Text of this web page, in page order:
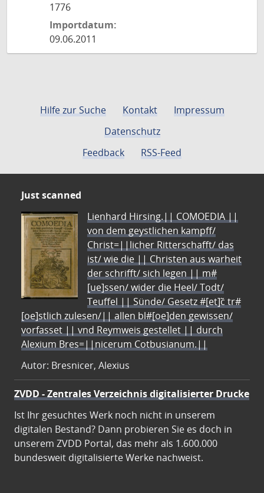
1776
Importdatum:
09.06.2011
Hilfe zur Suche Kontakt
Impressum
Datenschutz
Feedback
RSS-Feed
Just scanned
Lienhard Hirsing.|| COMOEDIA ||
von dem geystlichen kampff/
Christ=||licher Ritterschafft/ das
ist/ wie die || Christen aus warheit
der schrifft/ sich legen || m#
[ue]ssen/ wider die Heel/ Todt/
Teuffel || Sünde/ Gesetz #[et]c̃ tr#
[oe]stlich zulesen/|| allen bl#[oe]den gewissen/
vorfasset || vnd Reymweis gestellet || durch
Alexium Bres=||nicerum Cotbusianum.||
Autor: Bresnicer, Alexius
ZVDD - Zentrales Verzeichnis digitalisierter Drucke
Ist Ihr gesuchtes Werk noch nicht in unserem
digitalen Bestand? Dann probieren Sie es doch in
unserem ZVDD Portal, das mehr als 1.600.000
bundesweit digitalisierte Werke nachweist.